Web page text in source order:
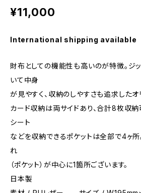
¥11,000
International shipping available
財布としての機能性も高いのが特徴。ジ
いて中身
が見やすく、収納のしやすさも追求したオ
カード収納は両サイドあり、合計8枚収納
シート
などを収納できるポケットは全部で4ヶ所
れ
（ポケット）が中心に1箇所ございます。
日本製